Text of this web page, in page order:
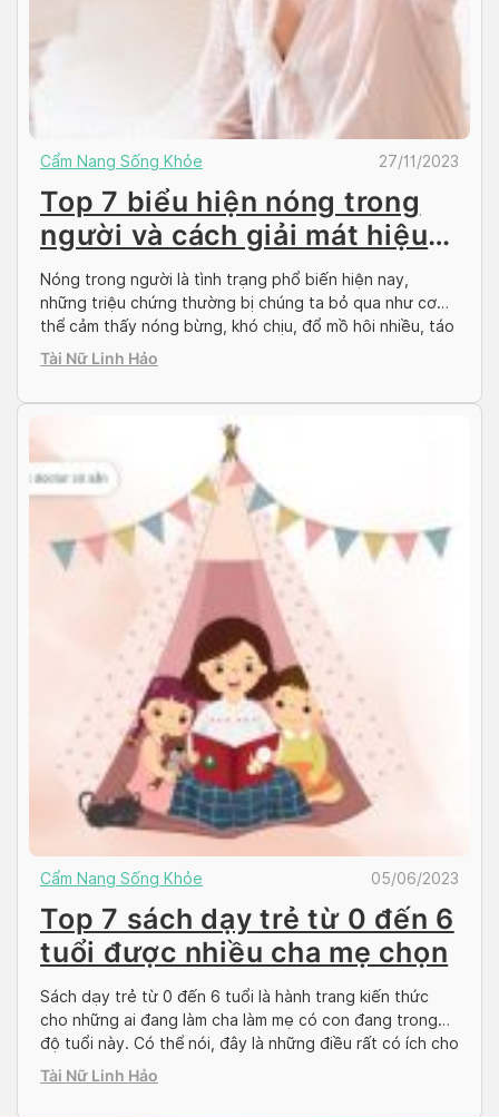
Cẩm Nang Sống Khỏe 27/11/2023
Top 7 biểu hiện nóng trong
người và cách giải mát hiệu
quả
Nóng trong người là tình trạng phổ biến hiện nay,
những triệu chứng thường bị chúng ta bỏ qua như cơ
thể cảm thấy nóng bừng, khó chịu, đổ mồ hôi nhiều, táo
bón,… Tuy nóng trong người không gây nguy hiểm
Tài Nữ Linh Hảo
Cẩm Nang Sống Khỏe 05/06/2023
Top 7 sách dạy trẻ từ 0 đến 6
tuổi được nhiều cha mẹ chọn
Sách dạy trẻ từ 0 đến 6 tuổi là hành trang kiến thức
cho những ai đang làm cha làm mẹ có con đang trong
độ tuổi này. Có thể nói, đây là những điều rất có ích cho
những ai lần đầu làm “phụ huynh” để hiểu con con trẻ
Tài Nữ Linh Hảo